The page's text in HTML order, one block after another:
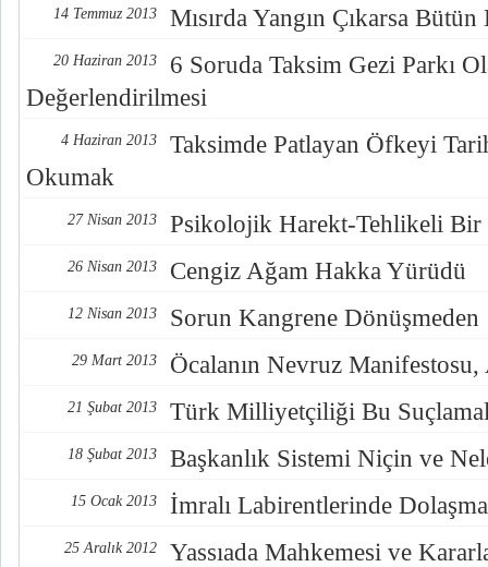
14 Temmuz 2013 Mısırda Yangın Çıkarsa
20 Haziran 2013
6 Soruda Taksim Gezi Parkı
Değerlendirilmesi
4 Haziran 2013
Taksimde Patlayan Öfkeyi
Okumak
27 Nisan 2013 Psikolojik Harekt-Tehlikeli
26 Nisan 2013 Cengiz Ağam Hakka Yürüdü
12 Nisan 2013 Sorun Kangrene Dönüşmeden
29 Mart 2013 Öcalanın Nevruz Manifestosu,
21 Şubat 2013 Türk Milliyetçiliği Bu
18 Şubat 2013 Başkanlık Sistemi Niçin ve
15 Ocak 2013 İmralı Labirentlerinde
25 Aralık 2012
Yassıada Mahkemesi ve